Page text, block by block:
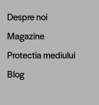
Despre noi
Magazine
Protectia mediului
Blog